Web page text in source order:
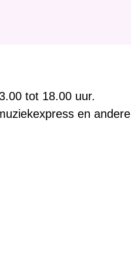
tot 18.00 uur.
en andere